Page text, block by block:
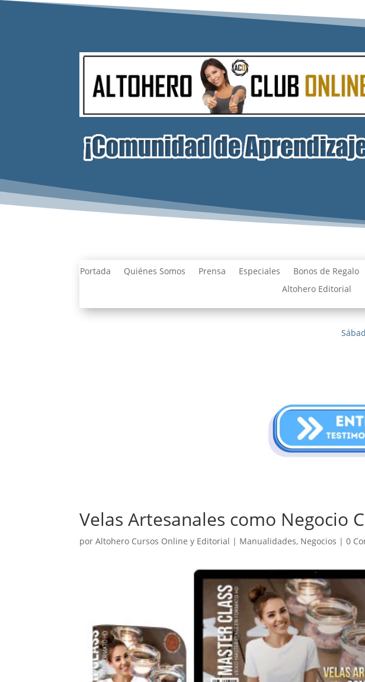
Portada Quiénes Somos Prensa Especiales Bonos de Regalo
Altohero Editorial
Velas Artesanales como Negocio
porAltohero Cursos Online y Editorial | Manualidades, Negocios |0